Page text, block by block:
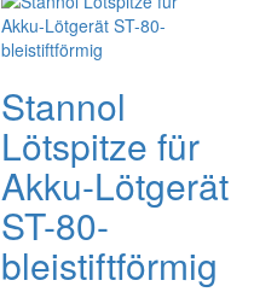
Stannol
Lötspitze für
Akku-Lötgerät
ST-80-
bleistiftförmig